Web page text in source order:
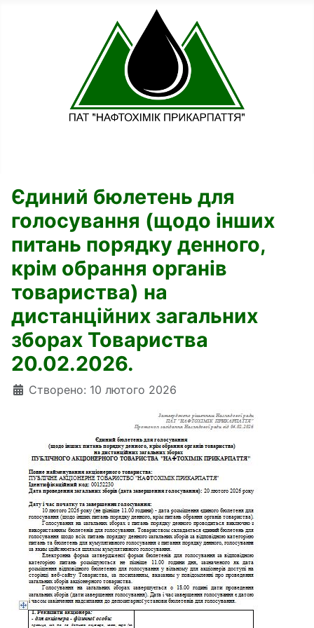
Єдиний бюлетень для
голосування (щодо інших
питань порядку денного,
крім обрання органів
товариства) на
дистанційних загальних
зборах Товариства
20.02.2026.
Деталі
Створено: 10 лютого 2026